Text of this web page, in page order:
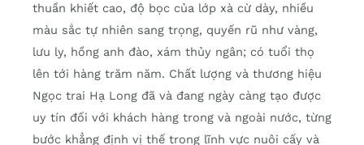
thuần khiết cao, độ bọc của lớp xà cừ dày, nhiều
màu sắc tự nhiên sang trọng, quyến rũ như vàng,
lưu ly, hồng anh đào, xám thủy ngân; có tuổi thọ
lên tới hàng trăm năm. Chất lượng và thương hiệu
Ngọc trai Hạ Long đã và đang ngày càng tạo được
uy tín đối với khách hàng trong và ngoài nước, từng
bước khẳng định vị thế trong lĩnh vực nuôi cấy và